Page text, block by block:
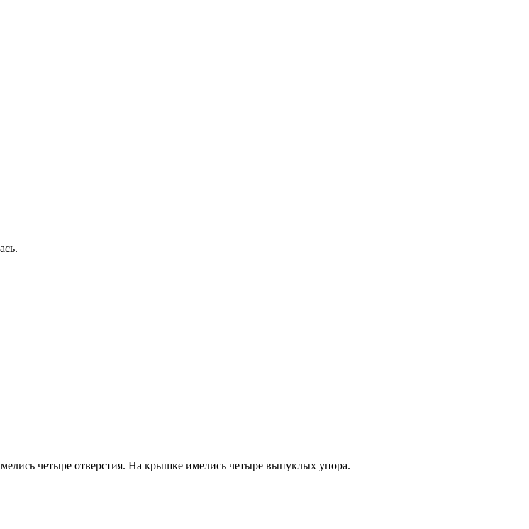
четыре отверстия. На крышке имелись четыре выпуклых упора.